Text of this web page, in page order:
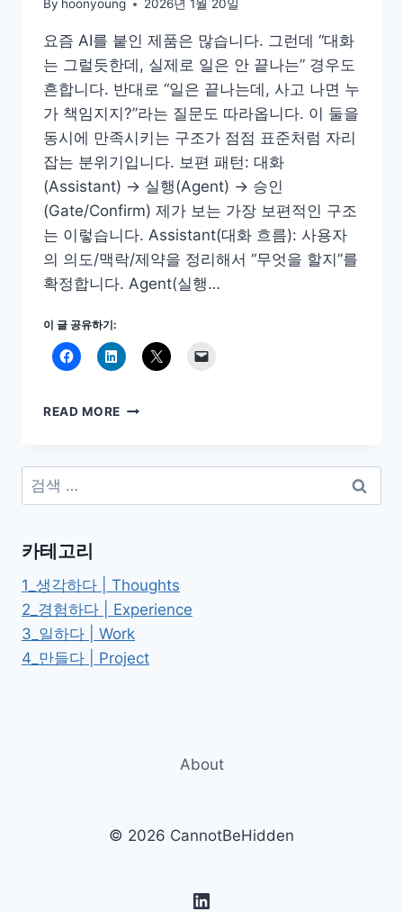
By hoonyoung 2026년 1월 20일
요즘 AI를 붙인 제품은 많습니다. 그런데 “대화
는 그럴듯한데, 실제로 일은 안 끝나는” 경우도
흔합니다. 반대로 “일은 끝나는데, 사고 나면 누
가 책임지지?”라는 질문도 따라옵니다. 이 둘을
동시에 만족시키는 구조가 점점 표준처럼 자리
잡는 분위기입니다. 보편 패턴: 대화
(Assistant) → 실행(Agent) → 승인
(Gate/Confirm) 제가 보는 가장 보편적인 구조
는 이렇습니다. Assistant(대화 흐름): 사용자
의 의도/맥락/제약을 정리해서 “무엇을 할지”를
확정합니다. Agent(실행…
이 글 공유하기:
READ MORE
워
플
표
준:
ASSISTANT
→
AGENT
→
검
색:
카테고리
1_생각하다 | Thoughts
2_경험하다 | Experience
3_일하다 | Work
4_만들다 | Project
About
© 2026 CannotBeHidden
LinkedIn